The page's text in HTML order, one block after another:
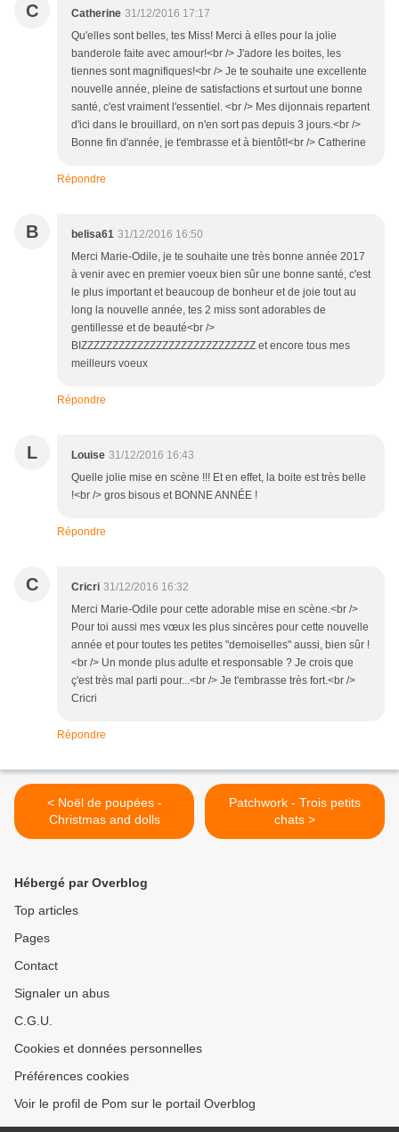
C Catherine 31/12/2016 17:17
Qu'elles sont belles, tes Miss! Merci à elles pour la jolie
banderole faite avec amour!<br /> J'adore les boites, les
tiennes sont magnifiques!<br /> Je te souhaite une excellente
nouvelle année, pleine de satisfactions et surtout une bonne
santé, c'est vraiment l'essentiel. <br /> Mes dijonnais repartent
d'ici dans le brouillard, on n'en sort pas depuis 3 jours.<br />
Bonne fin d'année, je t'embrasse et à bientôt!<br /> Catherine
Répondre
B belisa61 31/12/2016 16:50
Merci Marie-Odile, je te souhaite une très bonne année 2017
à venir avec en premier voeux bien sûr une bonne santé, c'est
le plus important et beaucoup de bonheur et de joie tout au
long la nouvelle année, tes 2 miss sont adorables de
gentillesse et de beauté<br />
BIZZZZZZZZZZZZZZZZZZZZZZZZZZZZ et encore tous mes
meilleurs voeux
Répondre
L Louise 31/12/2016 16:43
Quelle jolie mise en scène !!! Et en effet, la boite est très belle
!<br /> gros bisous et BONNE ANNÉE !
Répondre
C Cricri 31/12/2016 16:32
Merci Marie-Odile pour cette adorable mise en scène.<br />
Pour toi aussi mes vœux les plus sincères pour cette nouvelle
année et pour toutes tes petites "demoiselles" aussi, bien sûr !
<br /> Un monde plus adulte et responsable ? Je crois que
ç'est très mal parti pour...<br /> Je t'embrasse très fort.<br />
Cricri
Répondre
< Noël de poupées -
Christmas and dolls
Patchwork - Trois petits
chats >
Hébergé par Overblog
Top articles
Pages
Contact
Signaler un abus
C.G.U.
Cookies et données personnelles
Préférences cookies
Voir le profil de Pom sur le portail Overblog